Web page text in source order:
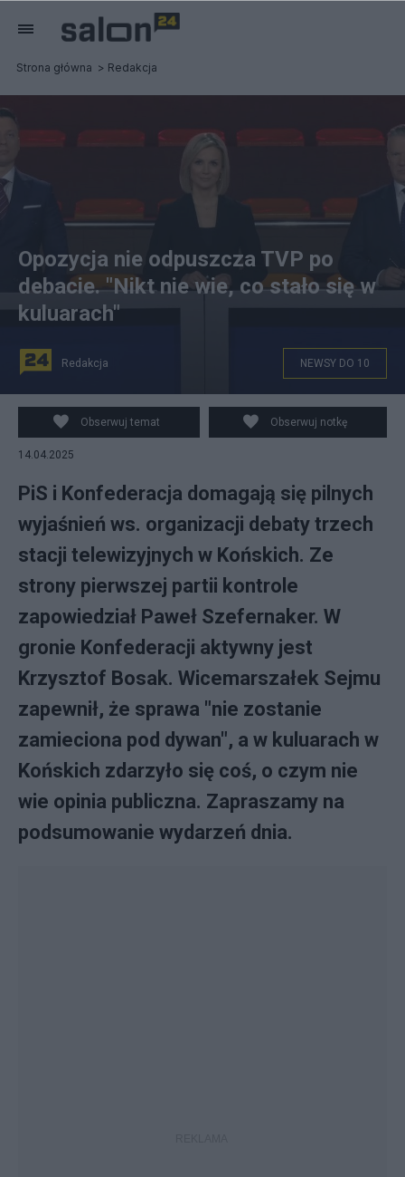
Strona główna Redakcja
Opozycja nie odpuszcza TVP po
debacie. "Nikt nie wie, co stało się w
kuluarach"
Redakcja NEWSY DO 10
Obserwuj temat Obserwuj notkę
14.04.2025
PiS i Konfederacja domagają się pilnych
wyjaśnień ws. organizacji debaty trzech
stacji telewizyjnych w Końskich. Ze
strony pierwszej partii kontrole
zapowiedział Paweł Szefernaker. W
gronie Konfederacji aktywny jest
Krzysztof Bosak. Wicemarszałek Sejmu
zapewnił, że sprawa "nie zostanie
zamieciona pod dywan", a w kuluarach w
Końskich zdarzyło się coś, o czym nie
wie opinia publiczna. Zapraszamy na
podsumowanie wydarzeń dnia.